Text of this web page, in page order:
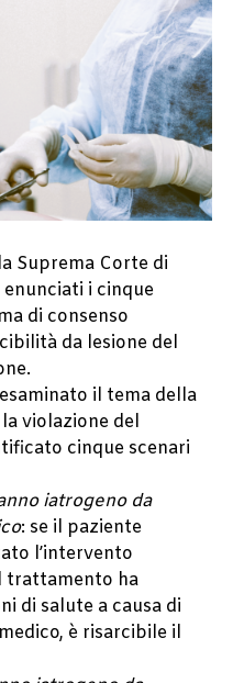
Suprema Corte di
enunciati i cinque
di consenso
da lesione del
il tema della
violazione del
cinque scenari
iatrogeno da
: se il paziente
l’intervento
trattamento ha
di salute a causa di
è risarcibile il